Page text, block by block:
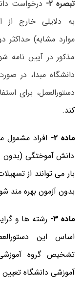
تبصره ۲-
درخواست
به دلایلی خارج از
موارد مشابه)
مذکور در آیین نامه
دانشگاه مبدا، در
دستورالعمل، برای
کند.
ماده ۲-
دانش آموختگی
بار می توانند از
بدون آزمون بهره مند
ماده ۳-
رشته ها و
اساس این
تشخیص گروه
آموزشی دانشگاه